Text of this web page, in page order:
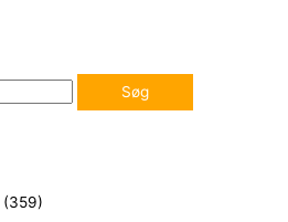
(359)